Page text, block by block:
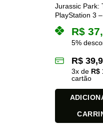
Jurassic Park:
PlayStation 3
R$
5%
R$
3x de R$
cartão